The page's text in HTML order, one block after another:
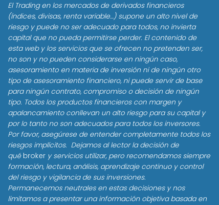
El Trading en los mercados de derivados financieros
(índices, divisas, renta variable…) supone un alto nivel de
riesgo y puede no ser adecuado para todos, no invierta
capital que no pueda permitirse perder. El contenido de
esta web y los servicios que se ofrecen no pretenden ser,
no son y no pueden considerarse en ningún caso,
asesoramiento en materia de inversión ni de ningún otro
tipo de asesoramiento financiero, ni puede servir de base
para ningún contrato, compromiso o decisión de ningún
tipo. Todos los productos financieros con margen y
apalancamiento conllevan un alto riesgo para su capital y
por lo tanto no son adecuados para todos los inversores.
Por favor, asegúrese de entender completamente todos los
riesgos implícitos. Dejamos al lector la decisión de
qué broker y servicios utilizar, pero recomendamos siempre
formación, lectura, análisis, aprendizaje continuo y control
del riesgo y vigilancia de sus inversiones.
Permanecemos neutrales en estas decisiones y nos
limitamos a presentar una información objetiva basada en